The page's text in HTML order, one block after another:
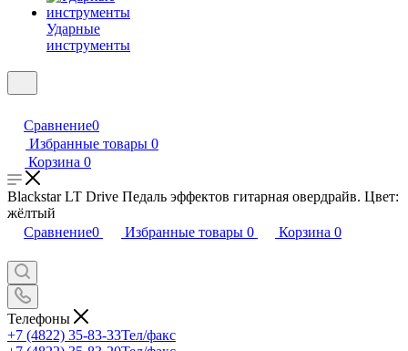
Ударные
инструменты
Сравнение0
Избранные товары 0
Корзина 0
Blackstar LT Drive Педаль эффектов гитарная овердрайв. Цвет:
жёлтый
Сравнение0 Избранные товары 0 Корзина 0
Телефоны
+7 (4822) 35-83-33Тел/факс